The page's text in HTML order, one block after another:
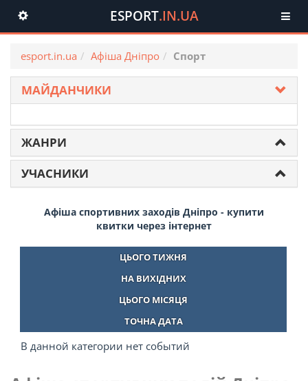
Toggle
navigation
ESPORT.IN.UA
esport.in.ua Афіша Дніпро Спорт
МАЙДАНЧИКИ
ЖАНРИ
УЧАСНИКИ
Афіша спортивних заходів Дніпро - купити
квитки через інтернет
ЦЬОГО ТИЖНЯ
НА ВИХІДНИХ
ЦЬОГО МІСЯЦЯ
ТОЧНА ДАТА
В данной категории нет событий